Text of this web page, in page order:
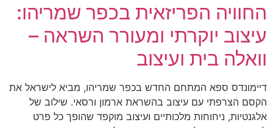
החוויה הפריזאית בכפר שמריהו:
עיצוב יוקרתי ומעורר השראה –
וואלה בית ועיצוב
דיימונדס ספא המתחם החדש בכפר שמריהו, מביא לישראל את
הקסם הצרפתי עם עיצוב בהשראת ארמון ורסאי. שילוב של
אלגנטיות, ניחוחות מלכותיים ועיצוב מוקפד שהופך כל פרט